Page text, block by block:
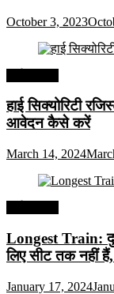
October 3, 2023
हाई सिक्योरिटी
आवेदन कैसे करें
March 14, 2024
Longest Train:
लिए सीट तक ​​नहीं
January 17, 2024